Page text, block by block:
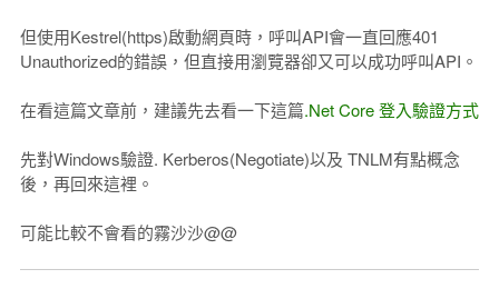
但使用Kestrel(https)啟動網頁時，呼叫API會一直回應401
Unauthorized的錯誤，但直接用瀏覽器卻又可以成功呼叫API。
在看這篇文章前，建議先去看一下這篇.Net Core 登入驗證方式
先對Windows驗證. Kerberos(Negotiate)以及 TNLM有點概念
後，再回來這裡。
可能比較不會看的霧沙沙@@